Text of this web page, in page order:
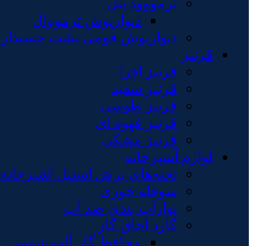
دیوارپوش ترمووال
دیوارپوش فومی پشت چسبدار
قرنیز
قرنیز افرا
قرنیز سفید
قرنیز طوسی
قرنیز قهوه ای
قرنیز مشکی
لوازم آشپزخانه
تخته‌های برش استیل آشپزخانه
سوفله خوری
نوارآب بندی ضد آب
گارد اجاق گاز
محافظ گاز آلومینیومی